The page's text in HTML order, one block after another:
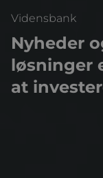
Vidensbank
Nyheder
løsninger
at